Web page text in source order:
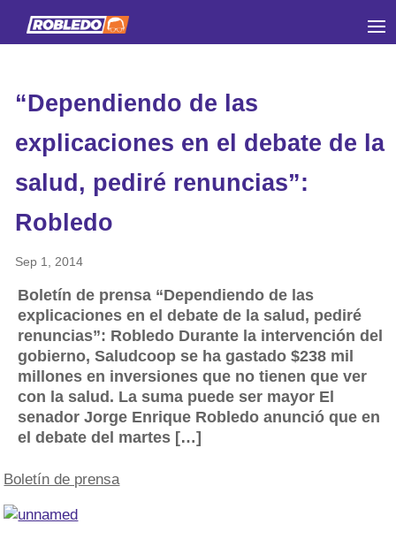
“Dependiendo de las
explicaciones en el debate de la
salud, pediré renuncias”:
Robledo
Sep 1, 2014
Boletín de prensa “Dependiendo de las
explicaciones en el debate de la salud, pediré
renuncias”: Robledo Durante la intervención del
gobierno, Saludcoop se ha gastado $238 mil
millones en inversiones que no tienen que ver
con la salud. La suma puede ser mayor El
senador Jorge Enrique Robledo anunció que en
el debate del martes […]
Boletín de prensa